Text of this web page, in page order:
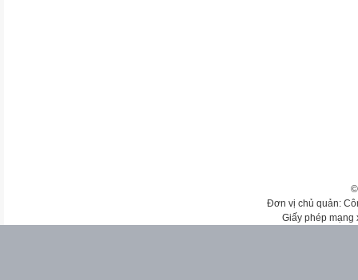
Đơn vị chủ quản:
Giấy phép mạng